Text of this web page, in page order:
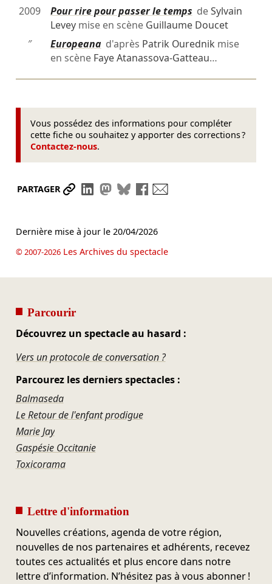
2009
Pour rire pour passer le temps deSylvain
Leveymise en scène Guillaume Doucet
″
Europeanad'après Patrik Ourednik mise
en scène Faye Atanassova-Gatteau…
Vous possédez des informations pour compléter
cette fiche ou souhaitez y apporter des corrections ?
Contactez-nous.
PARTAGER Partager le lien
Partager sur LinkedIn
Partager sur Mastodon
Partager sur Bluesky
Partager sur Facebook
Dernière mise à jour le 20/04/2026
© 2007-2026Les Archives du spectacle
Parcourir
Découvrez un spectacle au hasard :
Vers un protocole de conversation ?
Parcourez les derniers spectacles :
Balmaseda
Le Retour de l'enfant prodigue
Marie Jay
Gaspésie Occitanie
Toxicorama
Lettre d'information
Nouvelles créations, agenda de votre région,
nouvelles de nos partenaires et adhérents, recevez
toutes ces actualités et plus encore dans notre
lettre d’information. N’hésitez pas à vous abonner !